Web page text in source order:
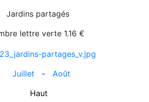
Jardins partagés
lettre verte 1.16 €
Juillet -
Août
Haut